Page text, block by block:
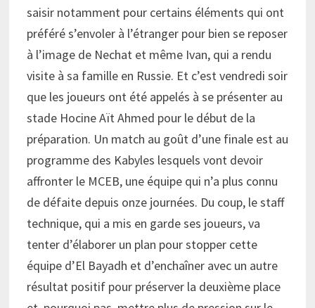
saisir notamment pour certains éléments qui ont
préféré s’envoler à l’étranger pour bien se reposer
à l’image de Nechat et même Ivan, qui a rendu
visite à sa famille en Russie. Et c’est vendredi soir
que les joueurs ont été appelés à se présenter au
stade Hocine Aït Ahmed pour le début de la
préparation. Un match au goût d’une finale est au
programme des Kabyles lesquels vont devoir
affronter le MCEB, une équipe qui n’a plus connu
de défaite depuis onze journées. Du coup, le staff
technique, qui a mis en garde ses joueurs, va
tenter d’élaborer un plan pour stopper cette
équipe d’El Bayadh et d’enchaîner avec un autre
résultat positif pour préserver la deuxième place